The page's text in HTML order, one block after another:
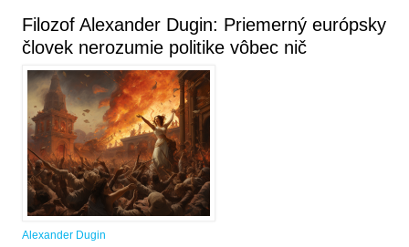
Filozof Alexander Dugin: Priemerný európsky
človek nerozumie politike vôbec nič
Alexander Dugin